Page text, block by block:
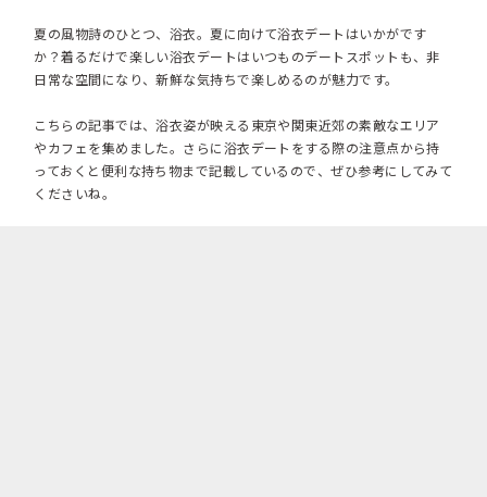
夏の風物詩のひとつ、浴衣。夏に向けて浴衣デートはいかがです
か？着るだけで楽しい浴衣デートはいつものデートスポットも、非
日常な空間になり、新鮮な気持ちで楽しめるのが魅力です。
こちらの記事では、浴衣姿が映える東京や関東近郊の素敵なエリア
やカフェを集めました。さらに浴衣デートをする際の注意点から持
っておくと便利な持ち物まで記載しているので、ぜひ参考にしてみて
くださいね。